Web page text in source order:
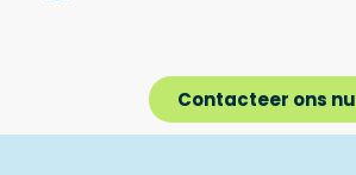
Contacteer ons nu